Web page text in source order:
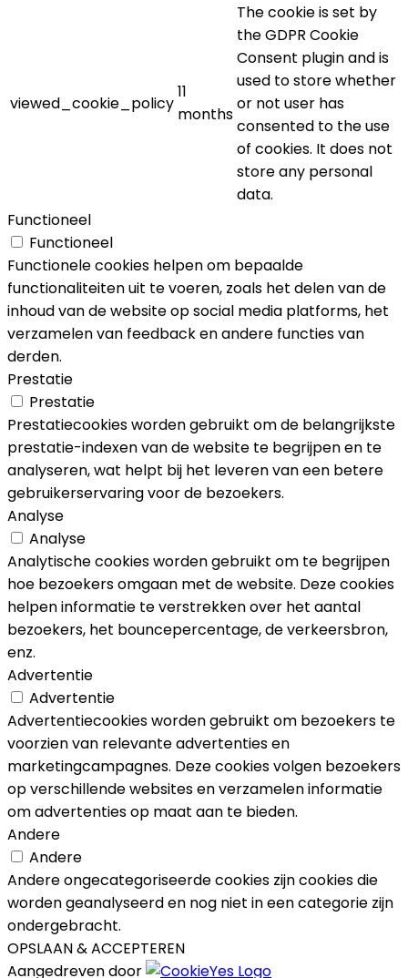
viewed_cookie_policy
11
months
The cookie is set by
the GDPR Cookie
Consent plugin and is
used to store whether
or not user has
consented to the use
of cookies. It does not
store any personal
data.
Functioneel
Functioneel
Functionele cookies helpen om bepaalde
functionaliteiten uit te voeren, zoals het delen van de
inhoud van de website op social media platforms, het
verzamelen van feedback en andere functies van
derden.
Prestatie
Prestatie
Prestatiecookies worden gebruikt om de belangrijkste
prestatie-indexen van de website te begrijpen en te
analyseren, wat helpt bij het leveren van een betere
gebruikerservaring voor de bezoekers.
Analyse
Analyse
Analytische cookies worden gebruikt om te begrijpen
hoe bezoekers omgaan met de website. Deze cookies
helpen informatie te verstrekken over het aantal
bezoekers, het bouncepercentage, de verkeersbron,
enz.
Advertentie
Advertentie
Advertentiecookies worden gebruikt om bezoekers te
voorzien van relevante advertenties en
marketingcampagnes. Deze cookies volgen bezoekers
op verschillende websites en verzamelen informatie
om advertenties op maat aan te bieden.
Andere
Andere
Andere ongecategoriseerde cookies zijn cookies die
worden geanalyseerd en nog niet in een categorie zijn
ondergebracht.
OPSLAAN & ACCEPTEREN
Aangedreven door